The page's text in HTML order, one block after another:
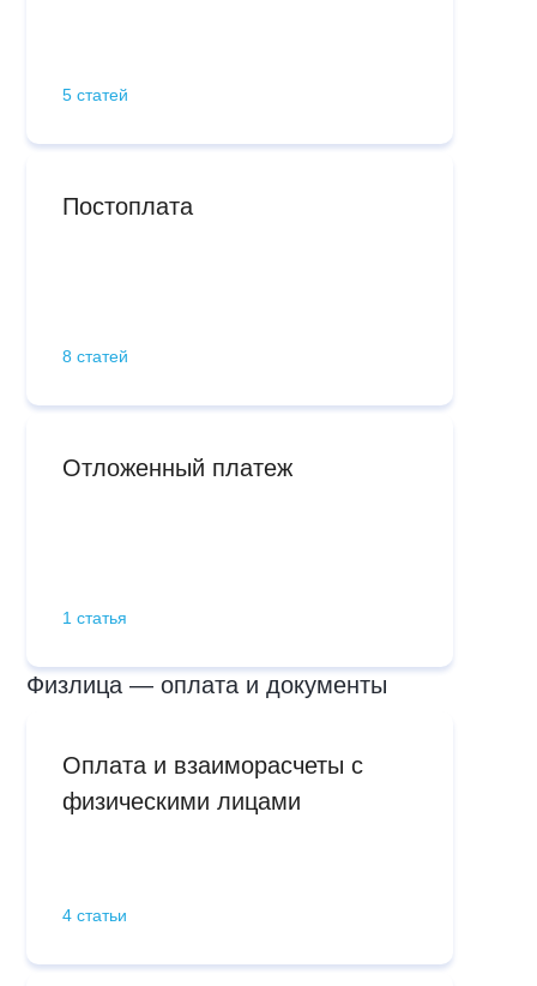
5 статей
Постоплата
8 статей
Отложенный платеж
1 статья
Физлица — оплата и документы
Оплата и взаиморасчеты с
физическими лицами
4 статьи